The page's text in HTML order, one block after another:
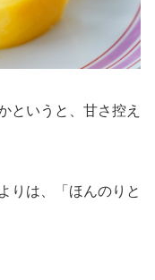
というと、甘さ控え
りは、「ほんのりと